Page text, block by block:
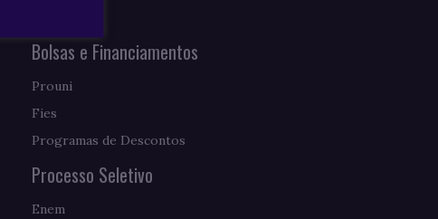
Bolsas e Financiamentos
Prouni
Fies
Programas de Descontos
Processo Seletivo
Enem